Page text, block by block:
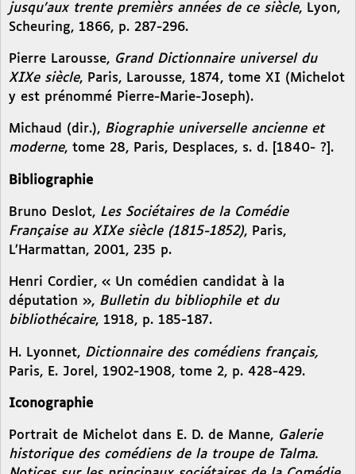
jusqu’aux trente premièrs années de ce siècle, Lyon,
Scheuring, 1866, p. 287-296.
Pierre Larousse, Grand Dictionnaire universel du
XIXe siècle, Paris, Larousse, 1874, tome XI (Michelot
y est prénommé Pierre-Marie-Joseph).
Michaud (dir.), Biographie universelle ancienne et
moderne, tome 28, Paris, Desplaces, s. d. [1840- ?].
Bibliographie
Bruno Deslot, Les Sociétaires de la Comédie
Française au XIXe siècle (1815-1852), Paris,
L’Harmattan, 2001, 235 p.
Henri Cordier, « Un comédien candidat à la
députation », Bulletin du bibliophile et du
bibliothécaire, 1918, p. 185-187.
H. Lyonnet, Dictionnaire des comédiens français,
Paris, E. Jorel, 1902-1908, tome 2, p. 428-429.
Iconographie
Portrait de Michelot dans E. D. de Manne, Galerie
historique des comédiens de la troupe de Talma.